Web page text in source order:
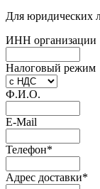
Для юридических
ИНН организации
Налоговый режим
Ф.И.О.
E-Mail
Телефон*
Адрес доставки*